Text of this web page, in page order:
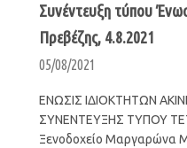
Συνέντευξη τύπου
Πρεβέζης, 4.8.2021
05/08/2021
ΕΝΩΣΙΣ ΙΔΙΟΚΤΗΤΩΝ
ΣΥΝΕΝΤΕΥΞΗΣ ΤΥΠΟΥ
Ξενοδοχείο